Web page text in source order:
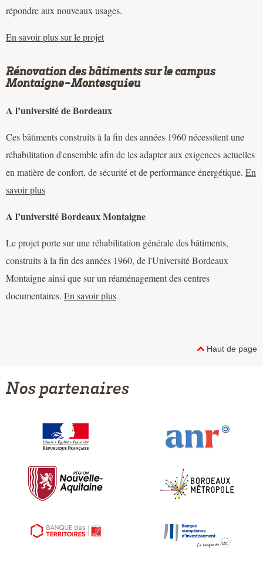
répondre aux nouveaux usages.
En savoir plus sur le projet
Rénovation des bâtiments sur le campus
Montaigne-Montesquieu
A l’université de Bordeaux
Ces bâtiments construits à la fin des années 1960 nécessitent une
réhabilitation d'ensemble afin de les adapter aux exigences actuelles
en matière de confort, de sécurité et de performance énergétique. En
savoir plus
A l’université Bordeaux Montaigne
Le projet porte sur une réhabilitation générale des bâtiments,
construits à la fin des années 1960, de l'Université Bordeaux
Montaigne ainsi que sur un réaménagement des centres
documentaires. En savoir plus
Haut de page
Nos partenaires